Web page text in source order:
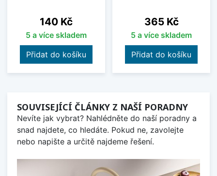
Cena
140 Kč
5 a více skladem
Přidat do košíku
Cena
365 Kč
5 a více skladem
Přidat do košíku
SOUVISEJÍCÍ ČLÁNKY Z NAŠÍ PORADNY
Nevíte jak vybrat? Nahlédněte do naší poradny a
snad najdete, co hledáte. Pokud ne, zavolejte
nebo napište a určitě najdeme řešení.